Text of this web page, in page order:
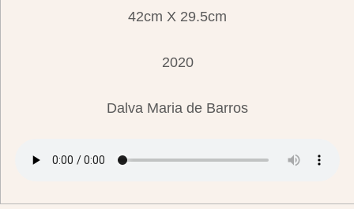
42cm X 29.5cm
2020
Dalva Maria de Barros